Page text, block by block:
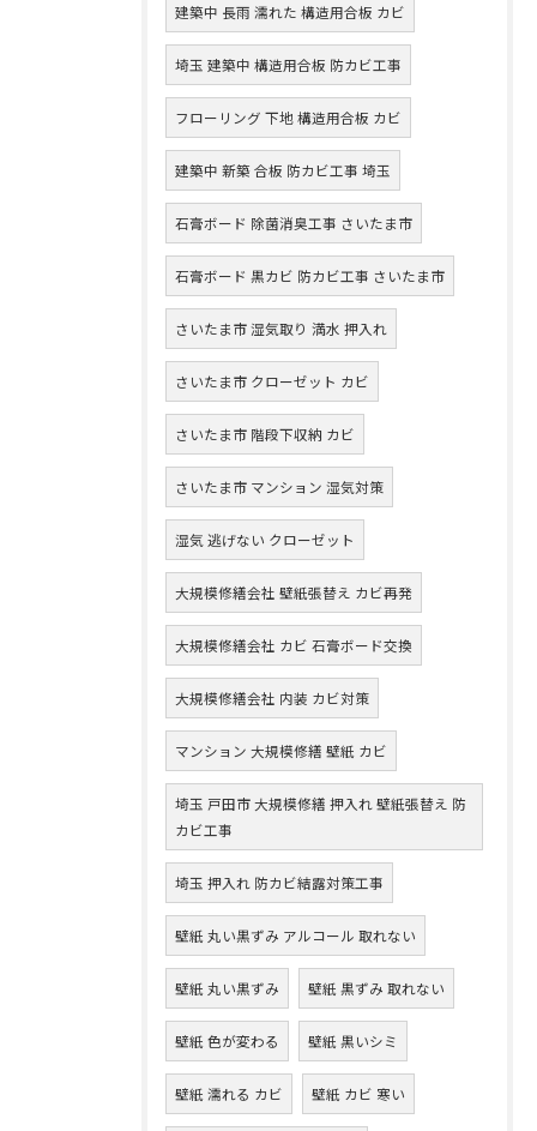
建築中 長雨 濡れた 構造用合板 カビ
埼玉 建築中 構造用合板 防カビ工事
フローリング 下地 構造用合板 カビ
建築中 新築 合板 防カビ工事 埼玉
石膏ボード 除菌消臭工事 さいたま市
石膏ボード 黒カビ 防カビ工事 さいたま市
さいたま市 湿気取り 満水 押入れ
さいたま市 クローゼット カビ
さいたま市 階段下収納 カビ
さいたま市 マンション 湿気対策
湿気 逃げない クローゼット
大規模修繕会社 壁紙張替え カビ再発
大規模修繕会社 カビ 石膏ボード交換
大規模修繕会社 内装 カビ対策
マンション 大規模修繕 壁紙 カビ
埼玉 戸田市 大規模修繕 押入れ 壁紙張替え 防
カビ工事
埼玉 押入れ 防カビ結露対策工事
壁紙 丸い黒ずみ アルコール 取れない
壁紙 丸い黒ずみ 壁紙 黒ずみ 取れない
壁紙 色が変わる 壁紙 黒いシミ
壁紙 濡れる カビ 壁紙 カビ 寒い